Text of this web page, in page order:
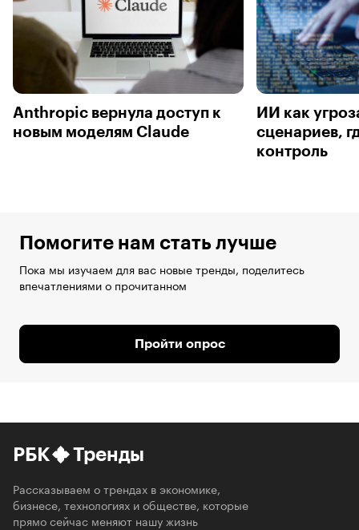
Anthropic вернула доступ к
новым моделям Claude
ИИ как
сценариев,
контроль
Помогите нам стать лучше
Пока мы изучаем для вас новые тренды, поделитесь
впечатлениями о прочитанном
Пройти опрос
РБК Тренды
Рассказываем о трендах в экономике,
бизнесе, технологиях и обществе, которые
прямо сейчас меняют нашу жизнь